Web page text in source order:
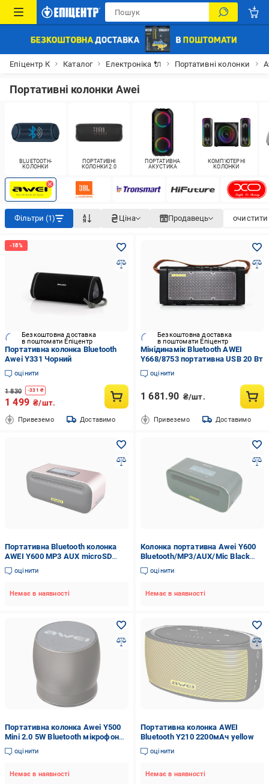
Епіцентр К Каталог Електроніка 🔌 Портативні колонки
Портативні колонки Awei
BLUETOOTH-
КОЛОНКИ
ПОРТАТИВНІ
КОЛОНКИ 2.0
ПОРТАТИВНА
АКУСТИКА
КОМП'ЮТЕРНІ
КОЛОНКИ
Фільтри (1) Ціна Продавець очистити
Безкоштовна доставка
в поштомати Епіцентр
Портативна колонка Bluetooth
Awei Y331 Чорний
оцінити
1 830 -331 ₴
1 499 ₴/шт.
Привеземо Доставимо
Безкоштовна доставка
в поштомати Епіцентр
Мінідинамік Bluetooth AWEI
Y668/8753 портативна USB 20 Вт
оцінити
1 681.90 ₴/шт.
Привеземо Доставимо
Портативна Bluetooth колонка
AWEI Y600 MP3 AUX microSD
2600mAh рожевий (SUN6640)
оцінити
Немає в наявності
Колонка портативна Awei Y600
Bluetooth/MP3/AUX/Mic Black
(22130)
оцінити
Немає в наявності
Портативна колонка Awei Y500
Mini 2.0 5W Bluetooth мікрофон
FM Чорний (1440155734)
оцінити
Немає в наявності
Портативна колонка AWEI
Bluetooth Y210 2200мАч yellow
оцінити
Немає в наявності